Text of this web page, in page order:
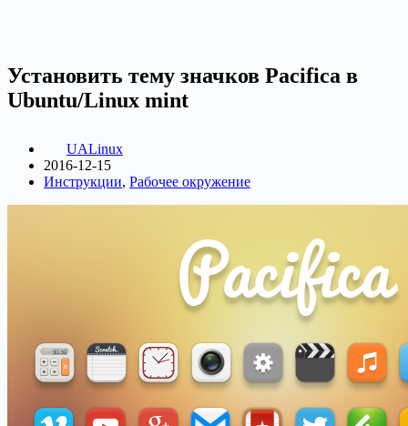
Установить тему значков Pacifica в
Ubuntu/Linux mint
UALinux
2016-12-15
Инструкции, Рабочее окружение